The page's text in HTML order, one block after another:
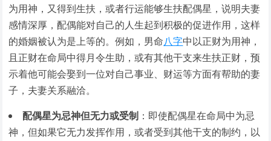
为用神，又得到生扶，或者行运能够生扶配偶星，说明夫妻
感情深厚，配偶能对自己的人生起到积极的促进作用，这样
的婚姻被认为是上等的。例如，男命八字中以正财为用神，
且正财在命局中得月令生助，或有其他干支来生扶正财，预
示着他可能会娶到一位对自己事业、财运等方面有帮助的妻
子，夫妻关系融洽。
配偶星为忌神但无力或受制 ：即使配偶星在命局中为忌
神，但如果它无力发挥作用，或者受到其他干支的制约，以